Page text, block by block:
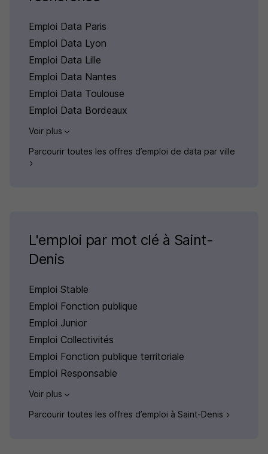
Emploi Data Paris
Emploi Data Lyon
Emploi Data Lille
Emploi Data Nantes
Emploi Data Toulouse
Emploi Data Bordeaux
Voir plus
Parcourir toutes les offres d’emploi de data par ville
L'emploi par mot clé à Saint-
Denis
Emploi Stable
Emploi Fonction publique
Emploi Junior
Emploi Collectivités
Emploi Fonction publique territoriale
Emploi Responsable
Voir plus
Parcourir toutes les offres d’emploi à Saint-Denis